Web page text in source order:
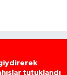
giydirerek
tutuklandı